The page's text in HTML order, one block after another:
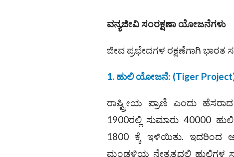
ವನ್ಯಜೀವಿ ಸಂರಕ್ಷಣಾ ಯೋಜನೆಗಳು
ಜೀವ ಪ್ರಭೇದಗಳ ರಕ್ಷಣೆಗಾಗಿ
1. ಹುಲಿ ಯೋಜನೆ: (Tiger
ರಾಷ್ಟ್ರೀಯ ಪ್ರಾಣಿ ಎಂದು
1900ರಲ್ಲಿ ಸುಮಾರು 40000
1800 ಕ್ಕೆ ಇಳಿಯಿತು. ಇದರಿಂದ
ಮಂಡಳಿಯ ನೇತೃತ್ವದಲ್ಲಿ ಹುಲಿಗಳ